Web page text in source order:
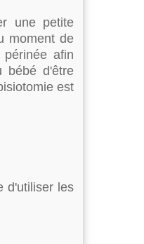
une petite
moment de
afin
bébé d'être
est
d'utiliser les